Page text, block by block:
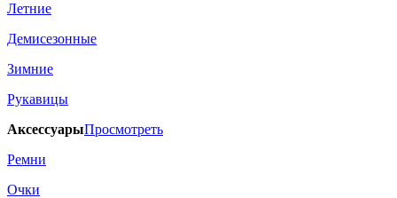
Летние
Демисезонные
Зимние
Рукавицы
АксессуарыПросмотреть
Ремни
Очки